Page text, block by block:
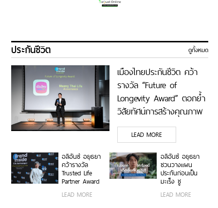
ประกันชีวิต ดูทั้งหมด
เมืองไทยประกันชีวิต คว้า
รางวัล “Future of
Longevity Award” ตอกย้ำ
วิสัยทัศน์การสร้างคุณภาพ
ชีวิตที่ยืนยาวอย่างยั่งยืน
เพื่อคนไทยทุกช่วงวัย
LEAD MORE
อลิอันซ์ อยุธยา
คว้ารางวัล
Trusted Life
Partner Award
Inside Awards
LEAD MORE
อลิอันซ์ อยุธยา
ชวนวางแผน
ประกันก่อนเป็น
มะเร็ง ชู
ผลิตภัณฑ์
“มะเร็งหายห่วง”
LEAD MORE